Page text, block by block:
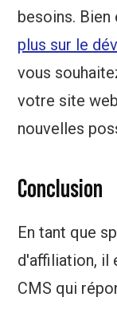
besoins. Bien
plus sur le
vous
votre site
nouvelles
Conclusion
En tant que
d'affiliation, il
CMS qui